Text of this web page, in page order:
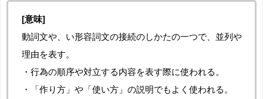
[意味]
動詞文や、い形容詞文の接続のしかたの一つで、並列や
理由を表す。
・行為の順序や対立する内容を表す際に使われる。
・「作り方」や「使い方」の説明でもよく使われる。